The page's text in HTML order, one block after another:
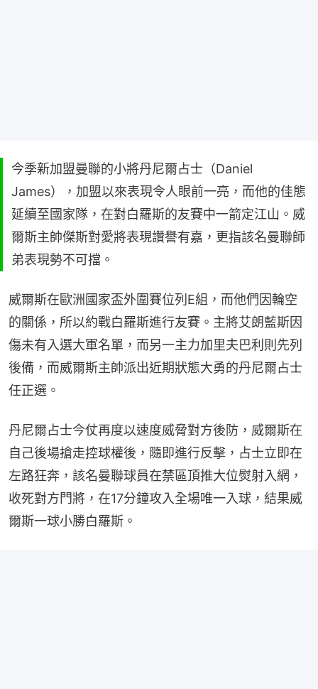
今季新加盟曼聯的小將丹尼爾占士（Daniel
James），加盟以來表現令人眼前一亮，而他的佳態
延續至國家隊，在對白羅斯的友賽中一箭定江山。威
爾斯主帥傑斯對愛將表現讚譽有嘉，更指該名曼聯師
弟表現勢不可擋。
威爾斯在歐洲國家盃外圍賽位列E組，而他們因輪空
的關係，所以約戰白羅斯進行友賽。主將艾朗藍斯因
傷未有入選大軍名單，而另一主力加里夫巴利則先列
後備，而威爾斯主帥派出近期狀態大勇的丹尼爾占士
任正選。
丹尼爾占士今仗再度以速度威脅對方後防，威爾斯在
自己後場搶走控球權後，隨即進行反擊，占士立即在
左路狂奔，該名曼聯球員在禁區頂推大位熨射入網，
收死對方門將，在17分鐘攻入全場唯一入球，結果威
爾斯一球小勝白羅斯。